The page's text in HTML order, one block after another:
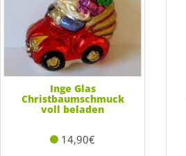
Inge Glas
Christbaumschmuck
voll beladen
14,90€